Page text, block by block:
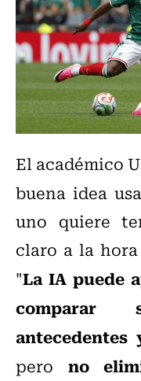
El académico
buena idea
uno quiere
claro a la
"La IA puede
comparar
antecedentes
pero no